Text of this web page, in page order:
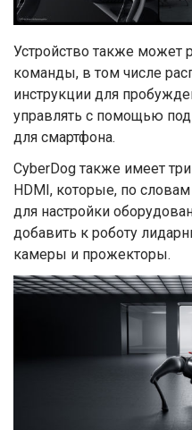
Устройство также может
команды, в том числе
инструкции для
управлять с помощью
для смартфона.
CyberDog также имеет
HDMI, которые, по
для настройки
добавить к роботу
камеры и прожекторы.